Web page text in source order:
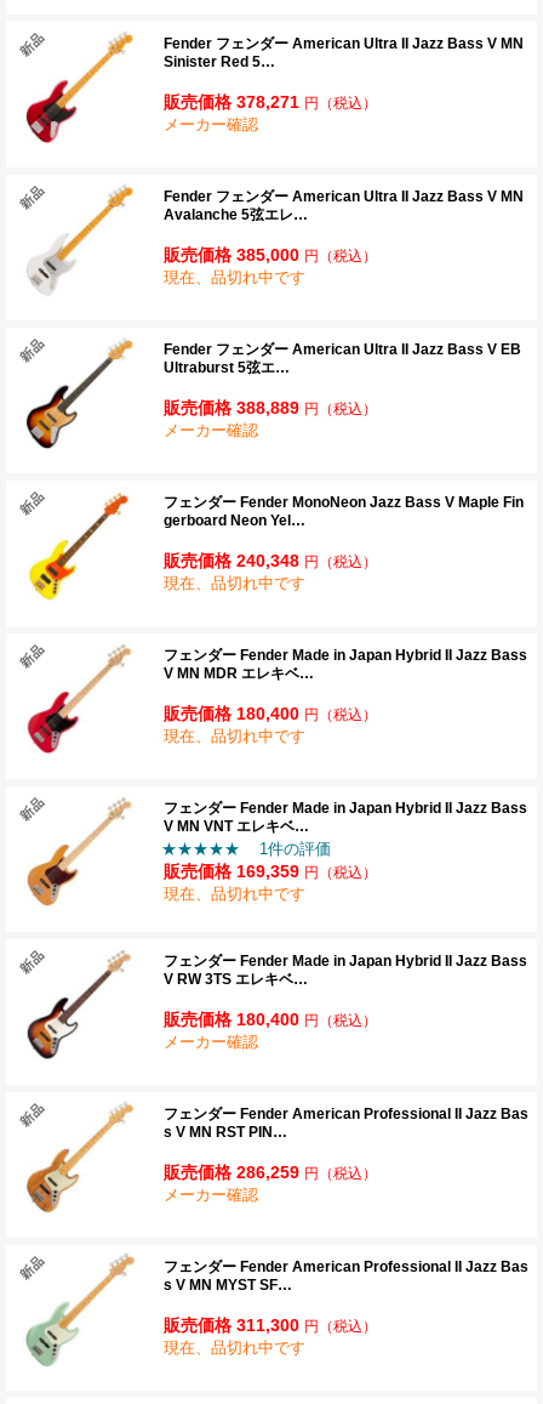
Fender フェンダー American Ultra II Jazz Bass V MN
Sinister Red 5…
販売価格 378,271 円 （税込）
メーカー確認
Fender フェンダー American Ultra II Jazz Bass V MN
Avalanche 5弦エレ…
販売価格 385,000 円 （税込）
現在、品切れ中です
Fender フェンダー American Ultra II Jazz Bass V EB
Ultraburst 5弦エ…
販売価格 388,889 円 （税込）
メーカー確認
フェンダー Fender MonoNeon Jazz Bass V Maple Fin
gerboard Neon Yel…
販売価格 240,348 円 （税込）
現在、品切れ中です
フェンダー Fender Made in Japan Hybrid II Jazz Bass
V MN MDR エレキベ…
販売価格 180,400 円 （税込）
現在、品切れ中です
フェンダー Fender Made in Japan Hybrid II Jazz Bass
V MN VNT エレキベ…
★★★★★ 1件の評価
販売価格 169,359 円 （税込）
現在、品切れ中です
フェンダー Fender Made in Japan Hybrid II Jazz Bass
V RW 3TS エレキベ…
販売価格 180,400 円 （税込）
メーカー確認
フェンダー Fender American Professional II Jazz Bas
s V MN RST PIN…
販売価格 286,259 円 （税込）
メーカー確認
フェンダー Fender American Professional II Jazz Bas
s V MN MYST SF…
販売価格 311,300 円 （税込）
現在、品切れ中です